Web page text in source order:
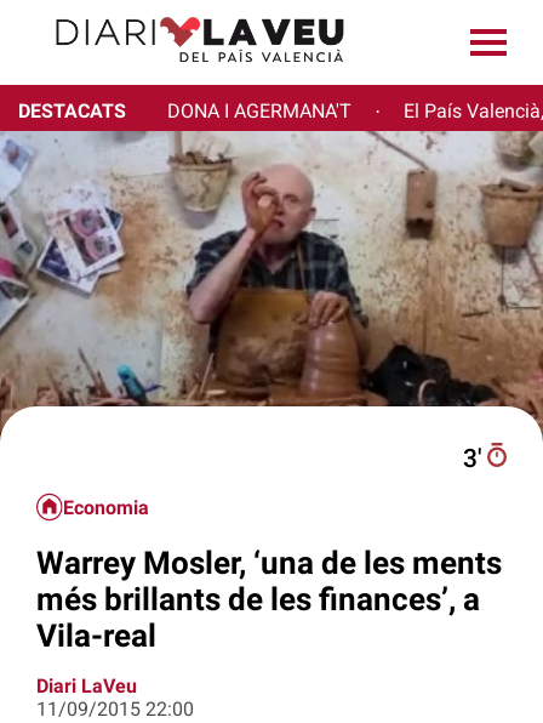
DESTACATS DONA I AGERMANA'T · El País
3′
Economia
Warrey Mosler, ‘una de les ments
més brillants de les finances’, a
Vila-real
Diari LaVeu
11/09/2015 22:00